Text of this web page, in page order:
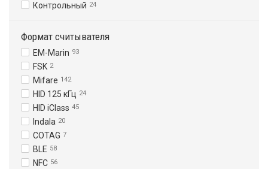
Контрольный 24
Формат считывателя
EM-Marin 93
FSK 2
Mifare 142
HID 125 кГц 24
HID iClass 45
Indala 20
COTAG 7
BLE 58
NFC 56